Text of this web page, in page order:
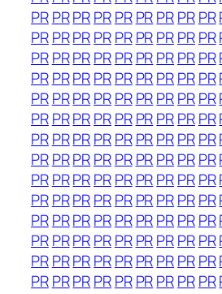
PRPRPRPRPR PRPRPRPR
PRPRPRPRPR PRPRPRPR
PRPRPRPRPR PRPRPRPR
PRPRPRPRPR PRPRPRPR
PRPRPRPRPR PRPRPRPR
PRPRPRPRPR PRPRPRPR
PRPRPRPRPR PRPRPRPR
PRPRPRPRPR PRPRPRPR
PRPRPRPRPR PRPRPRPR
PRPRPRPRPR PRPRPRPR
PRPRPRPRPR PRPRPRPR
PRPRPRPRPR PRPRPRPR
PRPRPRPRPR PRPRPRPR
PRPRPRPRPR PRPRPRPR